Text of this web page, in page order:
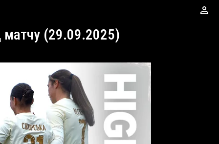
perm_identity
матчу (29.09.2025)